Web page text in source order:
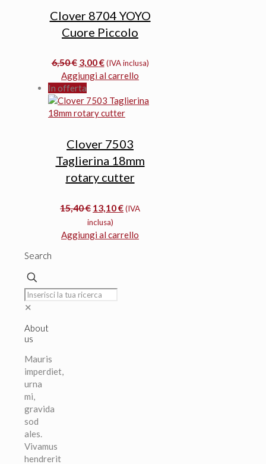
Clover 8704 YOYO
Cuore Piccolo
6,50€ Il
prezzo
originale
era:
6,50 €.
3,00€Il
prezzo
è:
3,00 €.
(IVA inclusa)
Aggiungi al carrello
In offerta
Clover 7503
Taglierina 18mm
rotary cutter
15,40€ Il
prezzo
originale
13,10€Il
attuale
(IVA
inclusa)
Aggiungi al carrello
Search
✕
About
us
Mauris
imperdiet,
urna
mi,
gravida
sod
ales.
Vivamus
hendrerit